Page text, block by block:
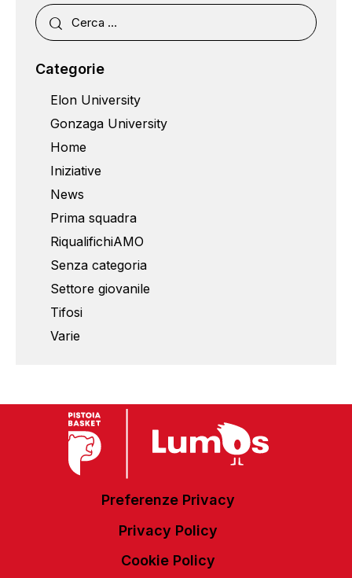
Categorie
Elon University
Gonzaga University
Home
Iniziative
News
Prima squadra
RiqualifichiAMO
Senza categoria
Settore giovanile
Tifosi
Varie
Preferenze Privacy
Privacy Policy
Cookie Policy